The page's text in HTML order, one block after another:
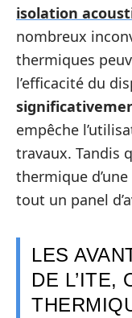
isolation
nombreux
thermiques
l’efficacité du
empêche
travaux. Tandis
thermique
tout un panel
LES
DE L’ITE,